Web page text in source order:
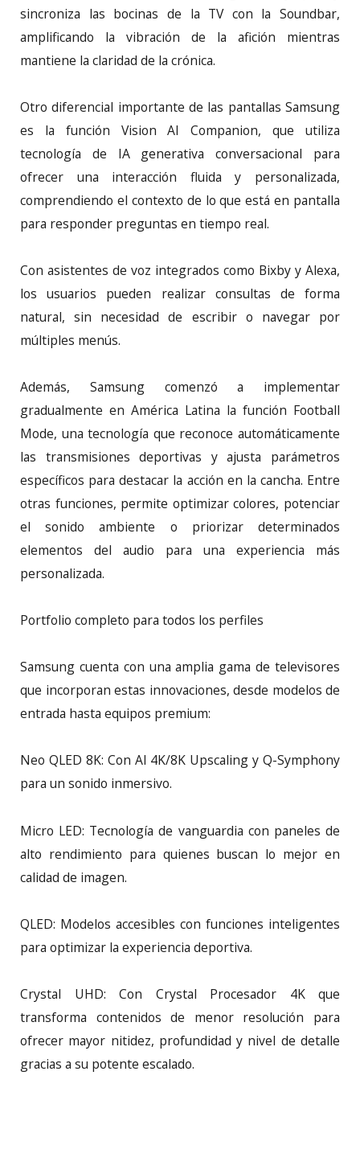
sincroniza las bocinas de la TV con la Soundbar,
amplificando la vibración de la afición mientras
mantiene la claridad de la crónica.
Otro diferencial importante de las pantallas Samsung
es la función Vision AI Companion, que utiliza
tecnología de IA generativa conversacional para
ofrecer una interacción fluida y personalizada,
comprendiendo el contexto de lo que está en pantalla
para responder preguntas en tiempo real.
Con asistentes de voz integrados como Bixby y Alexa,
los usuarios pueden realizar consultas de forma
natural, sin necesidad de escribir o navegar por
múltiples menús.
Además, Samsung comenzó a implementar
gradualmente en América Latina la función Football
Mode, una tecnología que reconoce automáticamente
las transmisiones deportivas y ajusta parámetros
específicos para destacar la acción en la cancha. Entre
otras funciones, permite optimizar colores, potenciar
el sonido ambiente o priorizar determinados
elementos del audio para una experiencia más
personalizada.
Portfolio completo para todos los perfiles
Samsung cuenta con una amplia gama de televisores
que incorporan estas innovaciones, desde modelos de
entrada hasta equipos premium:
Neo QLED 8K: Con AI 4K/8K Upscaling y Q-Symphony
para un sonido inmersivo.
Micro LED: Tecnología de vanguardia con paneles de
alto rendimiento para quienes buscan lo mejor en
calidad de imagen.
QLED: Modelos accesibles con funciones inteligentes
para optimizar la experiencia deportiva.
Crystal UHD: Con Crystal Procesador 4K que
transforma contenidos de menor resolución para
ofrecer mayor nitidez, profundidad y nivel de detalle
gracias a su potente escalado.